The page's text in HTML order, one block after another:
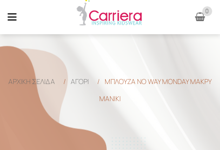
0
ΑΡΧΙΚΉ ΣΕΛΊΔΑ / ΑΓΟΡΙ /
ΜΠΛΟΥΖΑ NO WAY MONDAY ΜΑΚΡΥ
ΜΑΝΙΚΙ